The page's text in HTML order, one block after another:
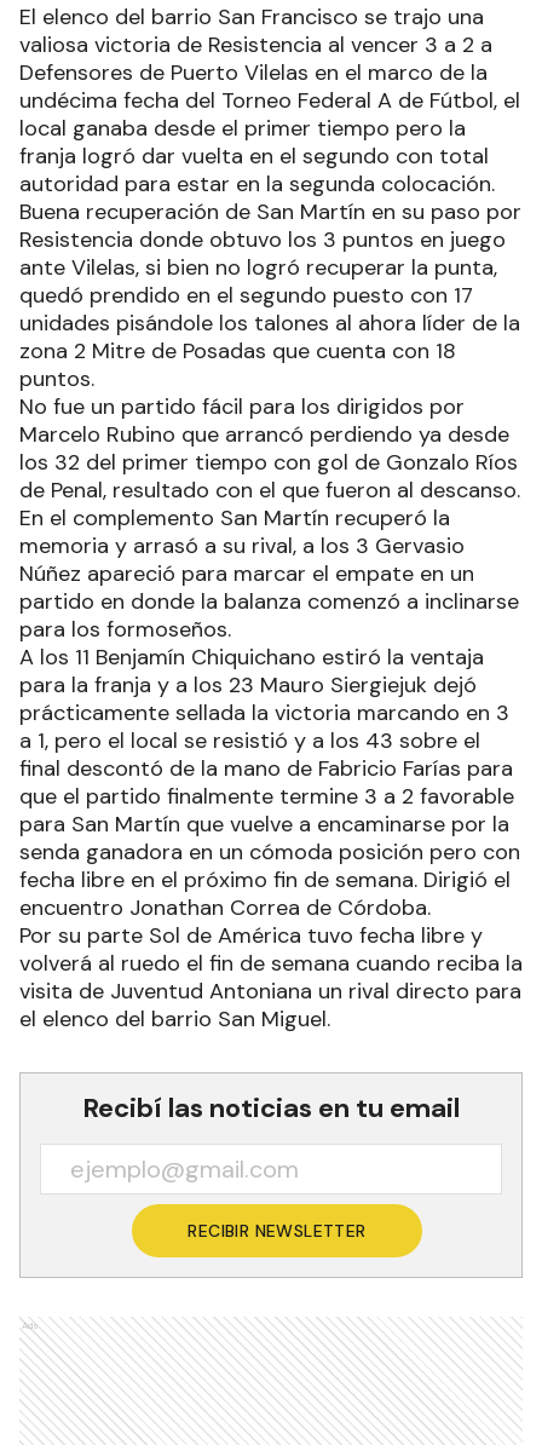
El elenco del barrio San Francisco se trajo una
valiosa victoria de Resistencia al vencer 3 a 2 a
Defensores de Puerto Vilelas en el marco de la
undécima fecha del Torneo Federal A de Fútbol, el
local ganaba desde el primer tiempo pero la
franja logró dar vuelta en el segundo con total
autoridad para estar en la segunda colocación.
Buena recuperación de San Martín en su paso por
Resistencia donde obtuvo los 3 puntos en juego
ante Vilelas, si bien no logró recuperar la punta,
quedó prendido en el segundo puesto con 17
unidades pisándole los talones al ahora líder de la
zona 2 Mitre de Posadas que cuenta con 18
puntos.
No fue un partido fácil para los dirigidos por
Marcelo Rubino que arrancó perdiendo ya desde
los 32 del primer tiempo con gol de Gonzalo Ríos
de Penal, resultado con el que fueron al descanso.
En el complemento San Martín recuperó la
memoria y arrasó a su rival, a los 3 Gervasio
Núñez apareció para marcar el empate en un
partido en donde la balanza comenzó a inclinarse
para los formoseños.
A los 11 Benjamín Chiquichano estiró la ventaja
para la franja y a los 23 Mauro Siergiejuk dejó
prácticamente sellada la victoria marcando en 3
a 1, pero el local se resistió y a los 43 sobre el
final descontó de la mano de Fabricio Farías para
que el partido finalmente termine 3 a 2 favorable
para San Martín que vuelve a encaminarse por la
senda ganadora en un cómoda posición pero con
fecha libre en el próximo fin de semana. Dirigió el
encuentro Jonathan Correa de Córdoba.
Por su parte Sol de América tuvo fecha libre y
volverá al ruedo el fin de semana cuando reciba la
visita de Juventud Antoniana un rival directo para
el elenco del barrio San Miguel.
Recibí las noticias en tu email
RECIBIR NEWSLETTER
Ads